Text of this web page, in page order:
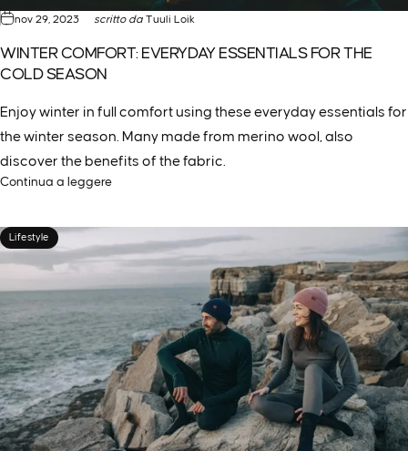
nov 29, 2023 scritto da Tuuli Loik
WINTER COMFORT: EVERYDAY ESSENTIALS FOR THE
COLD SEASON
Enjoy winter in full comfort using these everyday essentials for
the winter season. Many made from merino wool, also
discover the benefits of the fabric.
Continua a leggere
Lifestyle